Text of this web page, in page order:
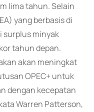
lima tahun. Selain
yang berbasis di
surplus minyak
tahun depan.
akan meningkat
OPEC+ untuk
dengan kecepatan
Warren Patterson,